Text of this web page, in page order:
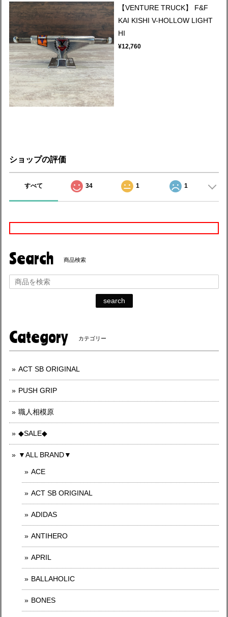
【VENTURE TRUCK】 F&F
KAI KISHI V-HOLLOW LIGHT
HI
¥12,760
ショップの評価
すべて 34 1 1
Search 商品検索
search
Category カテゴリー
ACT SB ORIGINAL
PUSH GRIP
職人相模原
◆SALE◆
▼ALL BRAND▼
ACE
ACT SB ORIGINAL
ADIDAS
ANTIHERO
APRIL
BALLAHOLIC
BONES